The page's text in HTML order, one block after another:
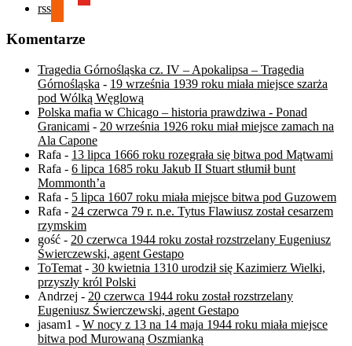
rss
Komentarze
Tragedia Górnośląska cz. IV – Apokalipsa – Tragedia
Górnośląska - 19 września 1939 roku miała miejsce szarża
pod Wólką Węglową
Polska mafia w Chicago – historia prawdziwa - Ponad
Granicami - 20 września 1926 roku miał miejsce zamach na
Ala Capone
Rafa - 13 lipca 1666 roku rozegrała się bitwa pod Mątwami
Rafa - 6 lipca 1685 roku Jakub II Stuart stłumił bunt
Mommonth’a
Rafa - 5 lipca 1607 roku miała miejsce bitwa pod Guzowem
Rafa - 24 czerwca 79 r. n.e. Tytus Flawiusz został cesarzem
rzymskim
gość - 20 czerwca 1944 roku został rozstrzelany Eugeniusz
Świerczewski, agent Gestapo
ToTemat - 30 kwietnia 1310 urodził się Kazimierz Wielki,
przyszły król Polski
Andrzej - 20 czerwca 1944 roku został rozstrzelany
Eugeniusz Świerczewski, agent Gestapo
jasam1 - W nocy z 13 na 14 maja 1944 roku miała miejsce
bitwa pod Murowaną Oszmianką